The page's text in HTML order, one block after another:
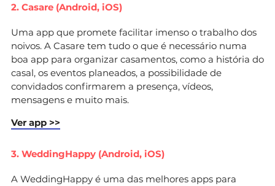
2. Casare (Android, iOS)
Uma app que promete facilitar imenso o trabalho dos
noivos. A Casare tem tudo o que é necessário numa
boa app para organizar casamentos, como a história do
casal, os eventos planeados, a possibilidade de
convidados confirmarem a presença, vídeos,
mensagens e muito mais.
Ver app >>
3. WeddingHappy (Android, iOS)
A WeddingHappy é uma das melhores apps para